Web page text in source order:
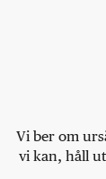
Vi ber om
vi kan, håll